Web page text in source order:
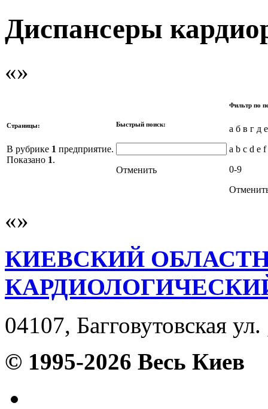
Диспансеры
Страницы:
В рубрике 1 предприятие.
Показано 1.
Быстрый поиск:
Отменить
Фильтр по
а б в г д
a b c d e
0-9
КИЕВСКИЙ
04107, Багговутовская
© 1995-2026 Весь Киев